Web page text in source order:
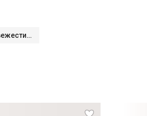
Холодильники с нулевой зоной свежести BioFresh 0°C